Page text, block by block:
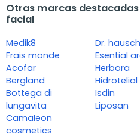
Otras marcas
facial
Medik8
Frais monde
Acofar
Bergland
Bottega di
lungavita
Camaleon
cosmetics
Dr.
Esential
Herbora
Hidrotelial
Isdin
Liposan